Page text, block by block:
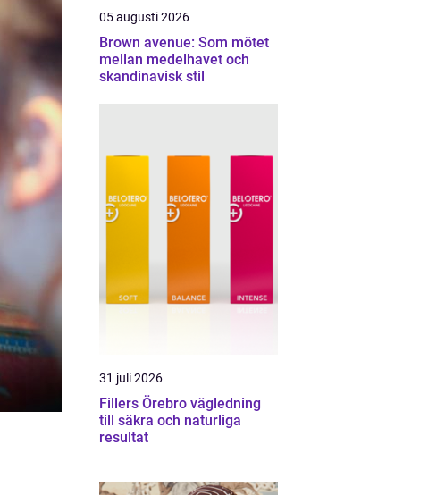
05 augusti 2026
Brown avenue: Som mötet
mellan medelhavet och
skandinavisk stil
31 juli 2026
Fillers Örebro vägledning
till säkra och naturliga
resultat